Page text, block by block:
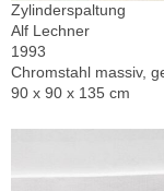
Zylinderspaltung
Alf Lechner
1993
Chromstahl massiv,
90 x 90 x 135 cm